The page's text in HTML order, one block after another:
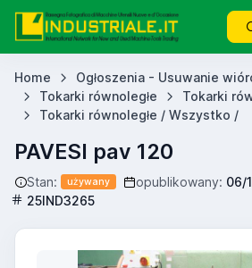
Home
Ogłoszenia - Usuwanie
Tokarki równoległe
Tokarki
Tokarki równoległe / Wszystko /
PAVESI pav 120
Stan: używany opublikowany: 06/
25IND3265